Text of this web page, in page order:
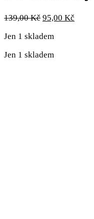
139,00Kč Původní
byla:
95,00 Kč
Jen 1 skladem
Jen 1 skladem